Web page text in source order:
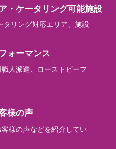
ケータリング可能施設
リング対応エリア、施設
ォーマンス
人派遣、ローストビーフ
様の声
様の声などを紹介してい